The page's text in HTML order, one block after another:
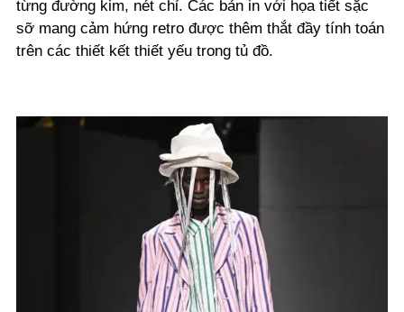
từng đường kim, nét chỉ. Các bản in với họa tiết sặc
sỡ mang cảm hứng retro được thêm thắt đầy tính toán
trên các thiết kết thiết yếu trong tủ đồ.